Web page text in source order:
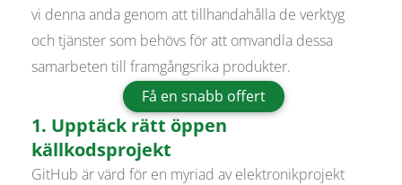
vi denna anda genom att tillhandahålla de verktyg
och tjänster som behövs för att omvandla dessa
samarbeten till framgångsrika produkter.
Få en snabb offert
1. Upptäck rätt öppen
källkodsprojekt
GitHub är värd för en myriad av elektronikprojekt